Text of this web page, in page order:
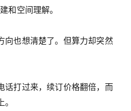
和空间理解。
向也想清楚了。但算力却突然
话打过来，续订价格翻倍，而